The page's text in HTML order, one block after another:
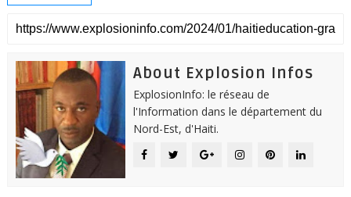
About Explosion Infos
ExplosionInfo: le réseau de
l'Information dans le département du
Nord-Est, d'Haiti.